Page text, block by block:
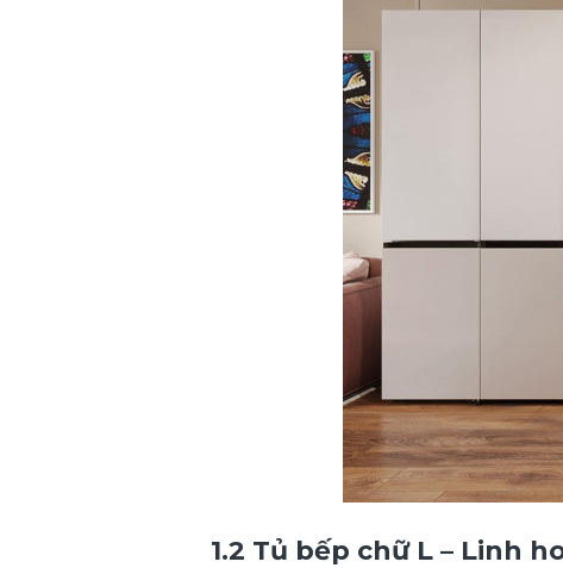
1.2 Tủ bếp chữ L – Linh